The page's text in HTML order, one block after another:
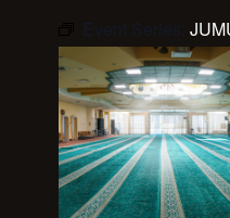
Event Series: